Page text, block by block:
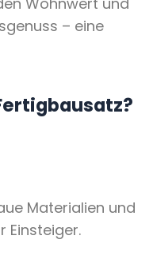
– eine
Materialien und
Einsteiger.